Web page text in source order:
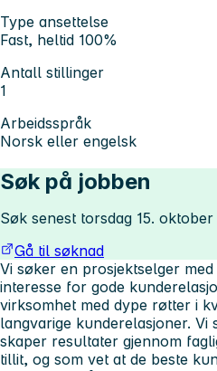
Type ansettelse
Fast, heltid 100%
Antall stillinger
1
Arbeidsspråk
Norsk eller engelsk
Søk på jobben
Søk senest torsdag 15. oktober
Gå til søknad
Vi søker en prosjektselger
interesse for gode
virksomhet med dype røtter i
langvarige kunderelasjoner. Vi
skaper resultater gjennom
tillit, og som vet at de beste